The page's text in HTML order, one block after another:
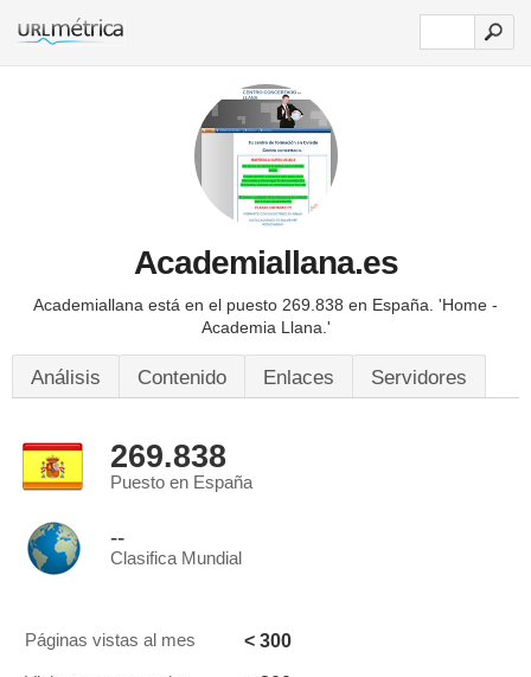
Academiallana.es
Academiallana está en el puesto 269.838 en España. 'Home -
Academia Llana.'
Análisis Contenido Enlaces Servidores
269.838
Puesto en España
--
Clasifica Mundial
Páginas vistas al mes < 300